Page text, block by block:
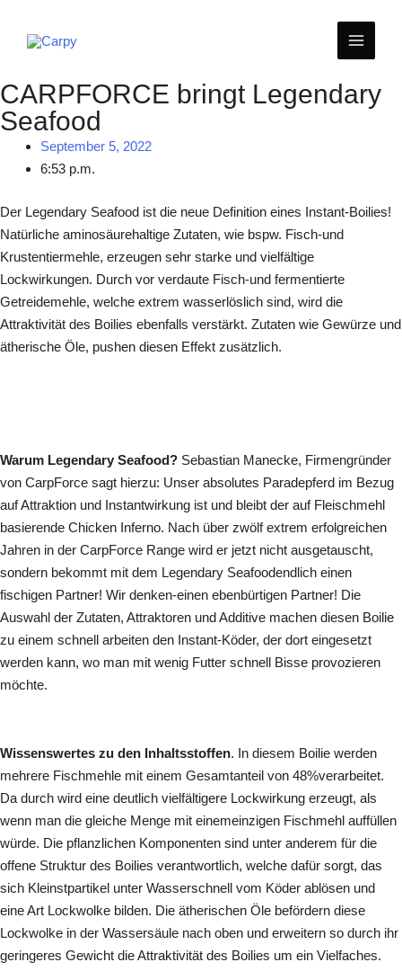
Inhalt
MAIN
CARPFORCE bringt Legendary
Seafood
September 5, 2022
6:53 p.m.
Der Legendary Seafood ist die neue Definition eines Instant-Boilies!
Natürliche aminosäurehaltige Zutaten, wie bspw. Fisch-und
Krustentiermehle, erzeugen sehr starke und vielfältige
Lockwirkungen. Durch vor verdaute Fisch-und fermentierte
Getreidemehle, welche extrem wasserlöslich sind, wird die
Attraktivität des Boilies ebenfalls verstärkt. Zutaten wie Gewürze und
ätherische Öle, pushen diesen Effekt zusätzlich.
Warum Legendary Seafood? Sebastian Manecke, Firmengründer
von CarpForce sagt hierzu: Unser absolutes Paradepferd im Bezug
auf Attraktion und Instantwirkung ist und bleibt der auf Fleischmehl
basierende Chicken Inferno. Nach über zwölf extrem erfolgreichen
Jahren in der CarpForce Range wird er jetzt nicht ausgetauscht,
sondern bekommt mit dem Legendary Seafoodendlich einen
fischigen Partner! Wir denken-einen ebenbürtigen Partner! Die
Auswahl der Zutaten, Attraktoren und Additive machen diesen Boilie
zu einem schnell arbeiten den Instant-Köder, der dort eingesetzt
werden kann, wo man mit wenig Futter schnell Bisse provozieren
möchte.
Wissenswertes zu den Inhaltsstoffen. In diesem Boilie werden
mehrere Fischmehle mit einem Gesamtanteil von 48%verarbeitet.
Da durch wird eine deutlich vielfältigere Lockwirkung erzeugt, als
wenn man die gleiche Menge mit einemeinzigen Fischmehl auffüllen
würde. Die pflanzlichen Komponenten sind unter anderem für die
offene Struktur des Boilies verantwortlich, welche dafür sorgt, das
sich Kleinstpartikel unter Wasserschnell vom Köder ablösen und
eine Art Lockwolke bilden. Die ätherischen Öle befördern diese
Lockwolke in der Wassersäule nach oben und erweitern so durch ihr
geringeres Gewicht die Attraktivität des Boilies um ein Vielfaches.